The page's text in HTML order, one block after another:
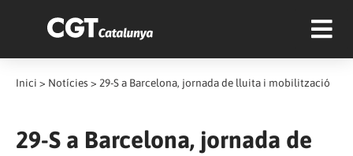
Inici > Notícies > 29-S a Barcelona, jornada de lluita i mobilització
29-S a Barcelona, jornada de